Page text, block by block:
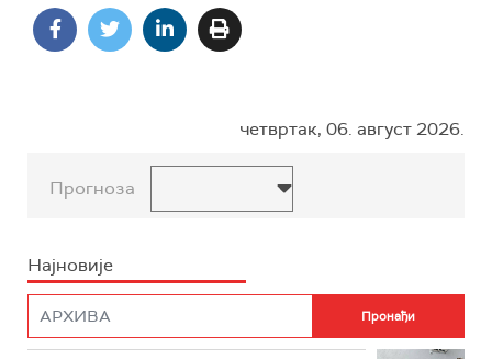
четвртак, 06. август 2026.
Прогноза
Најновије